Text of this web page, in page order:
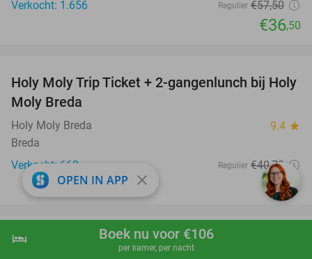
shopping_cart Boek nu
hotel Boek nu voor €106
per kamer, per nacht
Verkocht: 1.656
Regulier €57,50
€36,50
34%
Holy Moly Trip Ticket + 2-gangenlunch bij Holy
Moly Breda
Holy Moly Breda 9.4 star
Breda
Verkocht: 662
Regulier €40,70
€27
OPEN IN APP close